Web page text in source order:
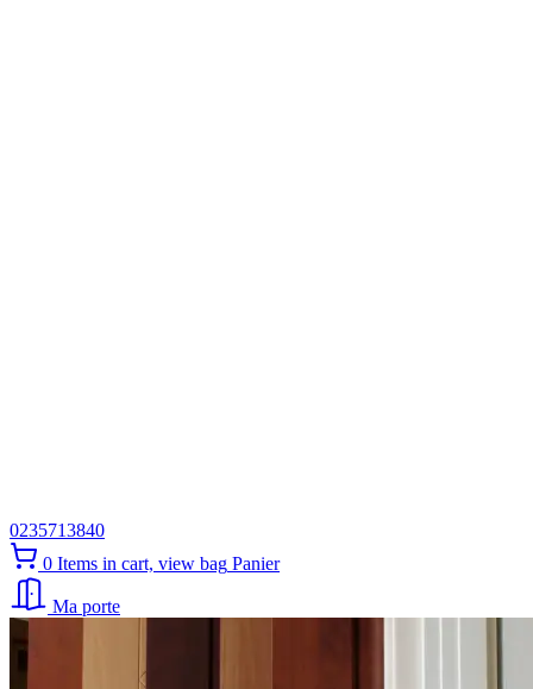
0235713840
0 Items in cart, view bag Panier
Ma porte